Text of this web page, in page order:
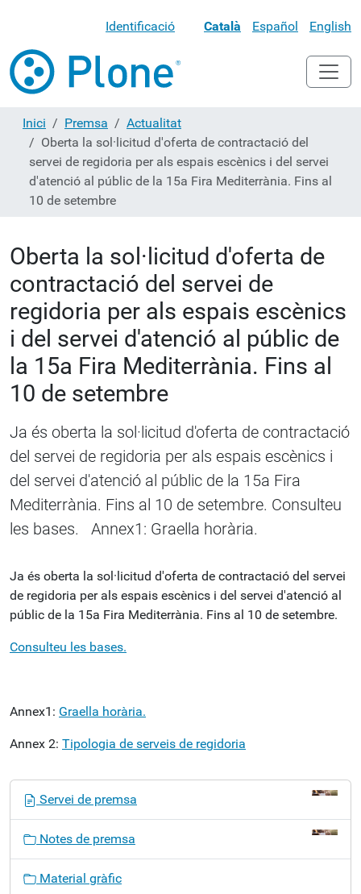
Identificació Català Español English
Inici Premsa
Actualitat
Oberta la sol·licitud d'oferta de contractació del
servei de regidoria per als espais escènics i del servei
d'atenció al públic de la 15a Fira Mediterrània. Fins al
10 de setembre
Oberta la sol·licitud d'oferta de
contractació del servei de
regidoria per als espais escènics
i del servei d'atenció al públic de
la 15a Fira Mediterrània. Fins al
10 de setembre
Ja és oberta la sol·licitud d'oferta de contractació
del servei de regidoria per als espais escènics i
del servei d'atenció al públic de la 15a Fira
Mediterrània. Fins al 10 de setembre. Consulteu
les bases. Annex1: Graella horària.
Ja és oberta la sol·licitud d'oferta de contractació del servei
de regidoria per als espais escènics i del servei d'atenció al
públic de la 15a Fira Mediterrània. Fins al 10 de setembre.
Consulteu les bases.
Annex1: Graella horària.
Annex 2: Tipologia de serveis de regidoria
Servei de premsa
Notes de premsa
Material gràfic